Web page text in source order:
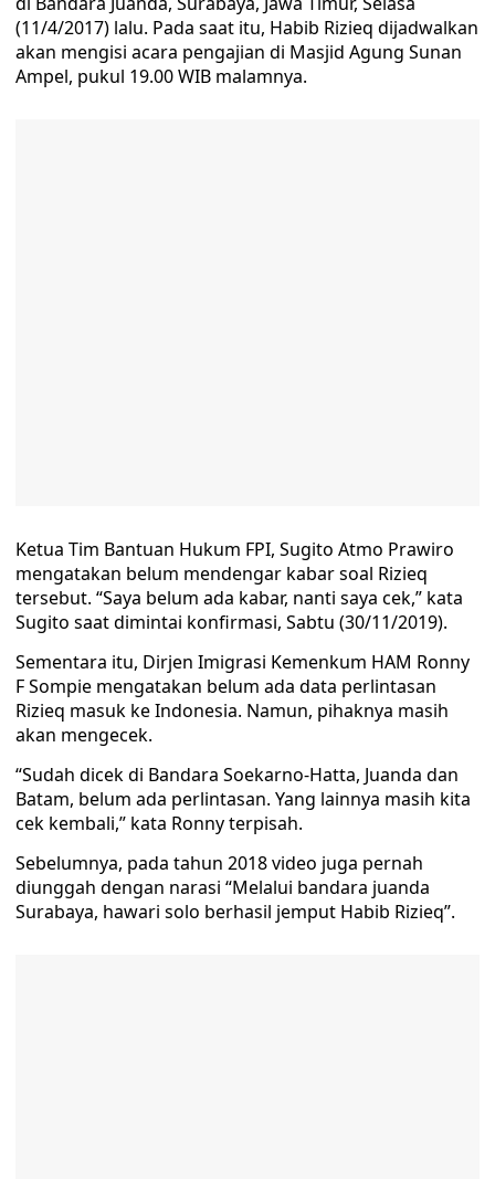
(11/4/2017) lalu. Pada saat itu, Habib Rizieq dijadwalkan
akan mengisi acara pengajian di Masjid Agung Sunan
Ampel, pukul 19.00 WIB malamnya.
Ketua Tim Bantuan Hukum FPI, Sugito Atmo Prawiro
mengatakan belum mendengar kabar soal Rizieq
tersebut. “Saya belum ada kabar, nanti saya cek,” kata
Sugito saat dimintai konfirmasi, Sabtu (30/11/2019).
Sementara itu, Dirjen Imigrasi Kemenkum HAM Ronny
F Sompie mengatakan belum ada data perlintasan
Rizieq masuk ke Indonesia. Namun, pihaknya masih
akan mengecek.
“Sudah dicek di Bandara Soekarno-Hatta, Juanda dan
Batam, belum ada perlintasan. Yang lainnya masih kita
cek kembali,” kata Ronny terpisah.
Sebelumnya, pada tahun 2018 video juga pernah
diunggah dengan narasi “Melalui bandara juanda
Surabaya, hawari solo berhasil jemput Habib Rizieq”.